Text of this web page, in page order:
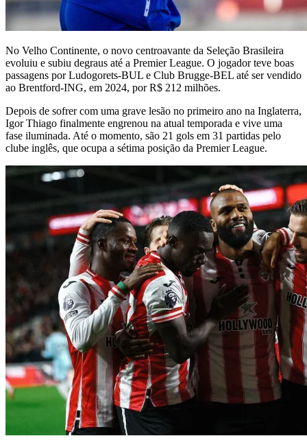
No Velho Continente, o novo centroavante da Seleção Brasileira
evoluiu e subiu degraus até a Premier League. O jogador teve boas
passagens por Ludogorets-BUL e Club Brugge-BEL até ser vendido
ao Brentford-ING, em 2024, por R$ 212 milhões.
Depois de sofrer com uma grave lesão no primeiro ano na Inglaterra,
Igor Thiago finalmente engrenou na atual temporada e vive uma
fase iluminada. Até o momento, são 21 gols em 31 partidas pelo
clube inglês, que ocupa a sétima posição da Premier League.